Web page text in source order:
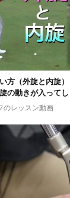
方（外旋と内旋
の動きが入って
のレッスン動画